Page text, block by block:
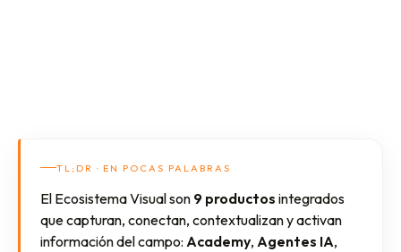
TL;DR · EN POCAS PALABRAS
El Ecosistema Visual son 9 productos integrados
que capturan, conectan, contextualizan y activan
información del campo: Academy, Agentes IA,